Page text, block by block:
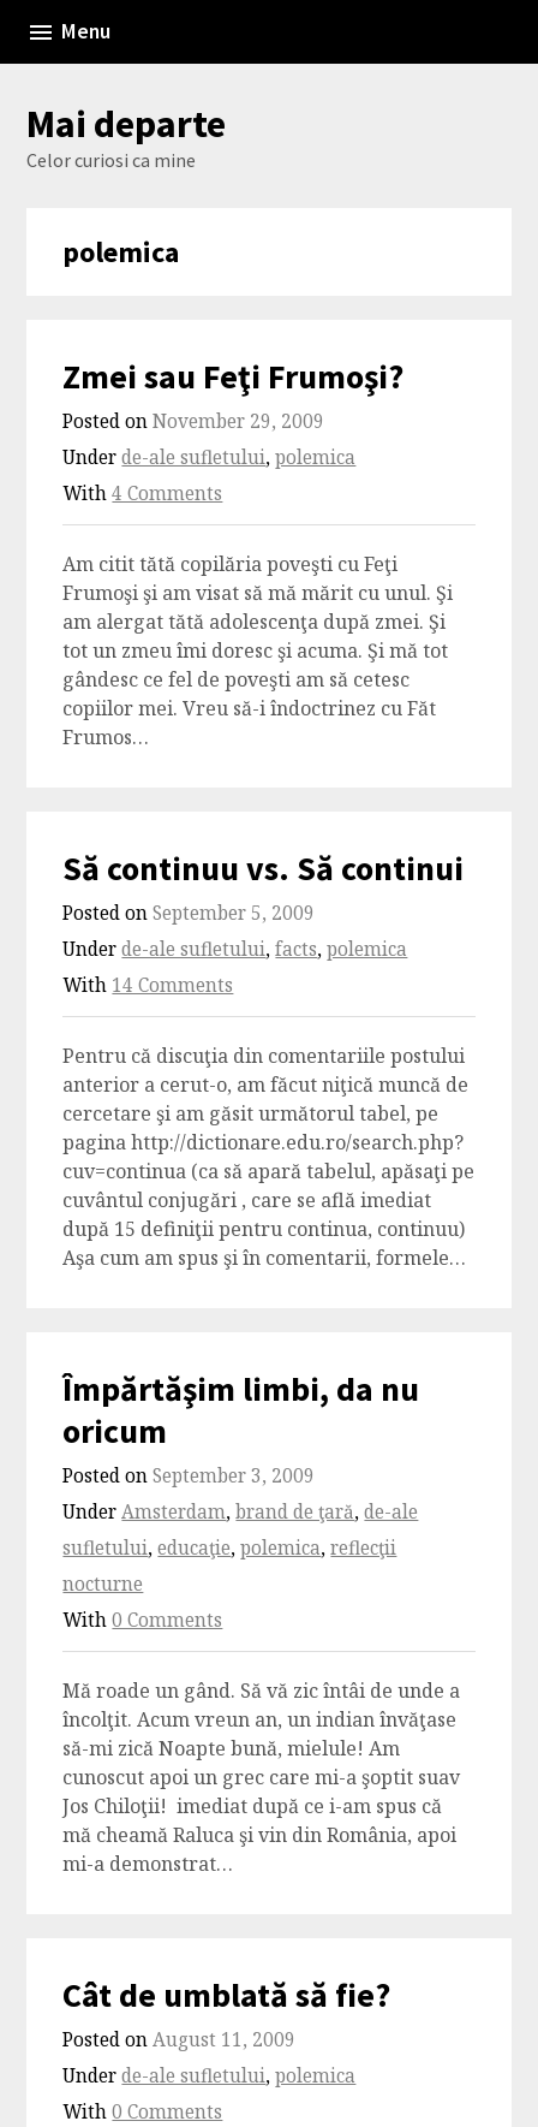
content
Menu
Mai departe
Celor curiosi ca mine
polemica
Zmei sau Feţi Frumoşi?
Posted onNovember 29, 2009
Underde-ale sufletului,polemica
With4 Comments
Am citit tătă copilăria poveşti cu Feţi
Frumoşi şi am visat să mă mărit cu unul. Şi
am alergat tătă adolescenţa după zmei. Şi
tot un zmeu îmi doresc şi acuma. Şi mă tot
gândesc ce fel de poveşti am să cetesc
copiilor mei. Vreu să-i îndoctrinez cu Făt
Frumos…
Să continuu vs. Să continui
Posted onSeptember 5, 2009
Underde-ale sufletului,facts,polemica
With 14 Comments
Pentru că discuţia din comentariile postului
anterior a cerut-o, am făcut niţică muncă de
cercetare şi am găsit următorul tabel, pe
pagina http://dictionare.edu.ro/search.php?
cuv=continua (ca să apară tabelul, apăsaţi pe
cuvântul conjugări , care se află imediat
după 15 definiţii pentru continua, continuu)
Aşa cum am spus şi în comentarii, formele…
Împărtăşim limbi, da nu
oricum
Posted onSeptember 3, 2009
UnderAmsterdam,brand de ţară,de-ale
sufletului,educaţie,polemica,reflecţii
nocturne
With0 Comments
Mă roade un gând. Să vă zic întâi de unde a
încolţit. Acum vreun an, un indian învăţase
să-mi zică Noapte bună, mielule! Am
cunoscut apoi un grec care mi-a şoptit suav
Jos Chiloţii! imediat după ce i-am spus că
mă cheamă Raluca şi vin din România, apoi
mi-a demonstrat…
Cât de umblată să fie?
Posted onAugust 11, 2009
Underde-ale sufletului,polemica
With0 Comments